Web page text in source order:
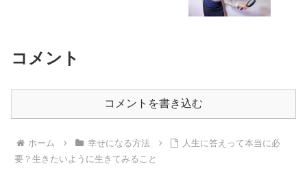
コメント
コメントを書き込む
ホーム 幸せになる方法
人生に答えって本当に必
要？生きたいように生きてみること